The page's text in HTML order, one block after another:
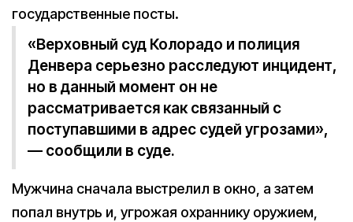
государственные посты.
«Верховный суд Колорадо и полиция
Денвера серьезно расследуют инцидент,
но в данный момент он не
рассматривается как связанный с
поступавшими в адрес судей угрозами»,
— сообщили в суде.
Мужчина сначала выстрелил в окно, а затем
попал внутрь и, угрожая охраннику оружием,